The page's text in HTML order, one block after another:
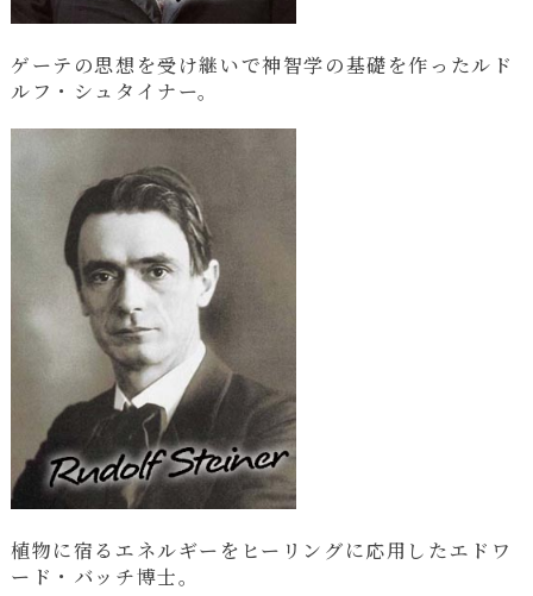
ゲーテの思想を受け継いで神智学の基礎を作ったルド
ルフ・シュタイナー。
植物に宿るエネルギーをヒーリングに応用したエドワ
ード・バッチ博士。